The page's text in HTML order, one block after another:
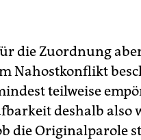
die Zuordnung
Nahostkonflikt
teilweise
deshalb also
die Originalparole